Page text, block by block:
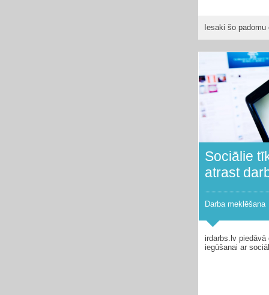
Iesaki šo
Sociālie
atrast
Darba meklēšana
irdarbs.lv piedāvā
iegūšanai ar